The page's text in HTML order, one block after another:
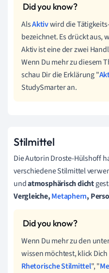
AlsAktivwird die
bezeichnet. Es drückt aus,
Aktiv ist eine der zwei
Wenn Du mehr zu diesem
schau Dir die Erklärung "
StudySmarter an.
Stilmittel
Die Autorin Droste-Hülshoff
verschiedene Stilmittel
undatmosphärisch dicht
Vergleiche,Metaphern,
Wenn Du mehr zu den
wissen möchtest, klick
Rhetorische Stilmittel", "